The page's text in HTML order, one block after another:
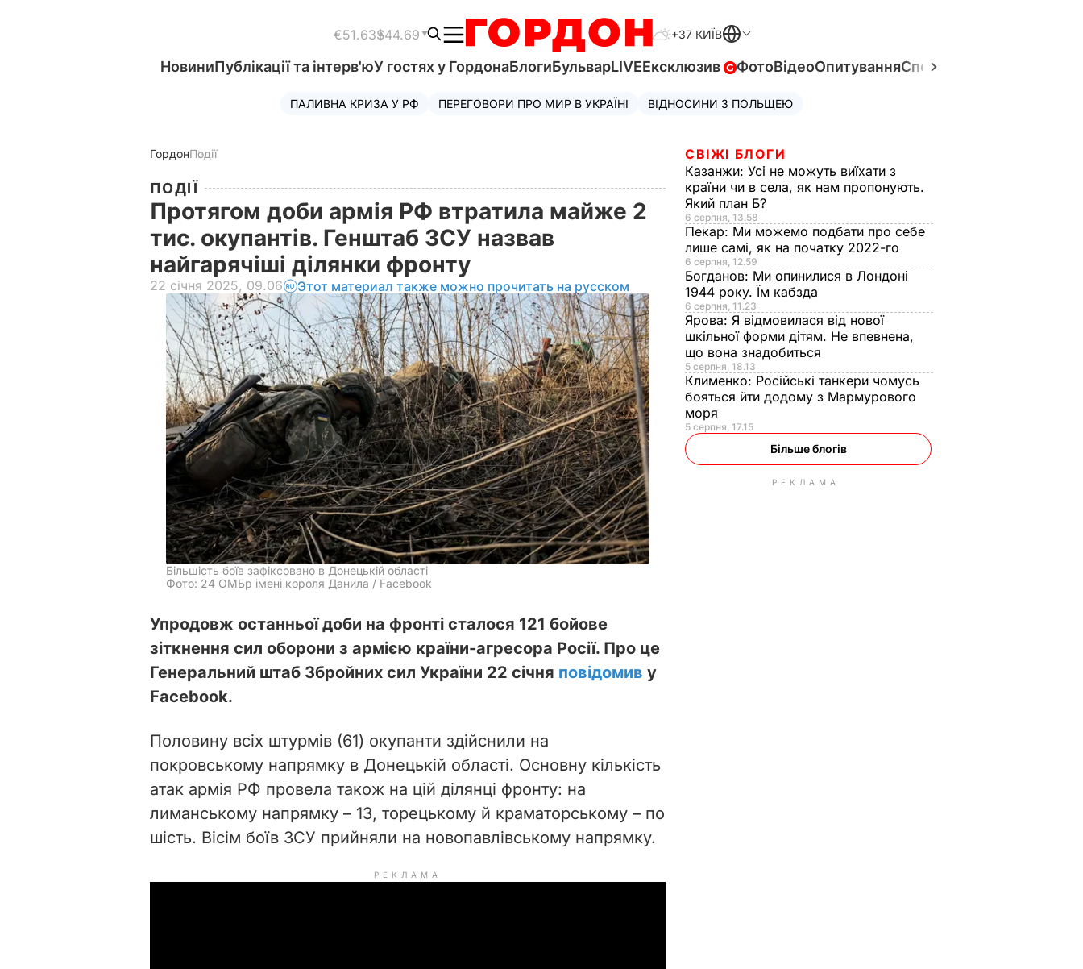
€51.63$44.69 +37 КИЇВ
НовиниПублікації та інтерв'юУ гостях у ГордонаБлогиБульварLIVEЕксклюзив ФотоВідеоОпитуванняСпецпроєкти
ПАЛИВНА КРИЗА У РФ ПЕРЕГОВОРИ ПРО МИР В УКРАЇНІ ВІДНОСИНИ З ПОЛЬЩЕЮ
ГордонПодії
ПОДІЇ
Протягом доби армія РФ втратила майже 2
тис. окупантів. Генштаб ЗСУ назвав
найгарячіші ділянки фронту
22 січня 2025, 09.06 Этот материал также можно прочитать на русском
Більшість боїв зафіксовано в Донецькій області
Фото: 24 ОМБр імені короля Данила / Facebook
Упродовж останньої доби на фронті сталося 121 бойове
зіткнення сил оборони з армією країни-агресора Росії. Про це
Генеральний штаб Збройних сил України 22 січня повідомив у
Facebook.
Половину всіх штурмів (61) окупанти здійснили на
покровському напрямку в Донецькій області. Основну кількість
атак армія РФ провела також на цій ділянці фронту: на
лиманському напрямку – 13, торецькому й краматорському – по
шість. Вісім боїв ЗСУ прийняли на новопавлівському напрямку.
РЕКЛАМА
СВІЖІ БЛОГИ
Казанжи: Усі не можуть виїхати з
країни чи в села, як нам пропонують.
Який план Б?
6 серпня, 13.58
Пекар: Ми можемо подбати про себе
лише самі, як на початку 2022-го
6 серпня, 12.59
Богданов: Ми опинилися в Лондоні
1944 року. Їм кабзда
6 серпня, 11.23
Ярова: Я відмовилася від нової
шкільної форми дітям. Не впевнена,
що вона знадобиться
5 серпня, 18.13
Клименко: Російські танкери чомусь
бояться йти додому з Мармурового
моря
5 серпня, 17.15
Більше блогів
РЕКЛАМА